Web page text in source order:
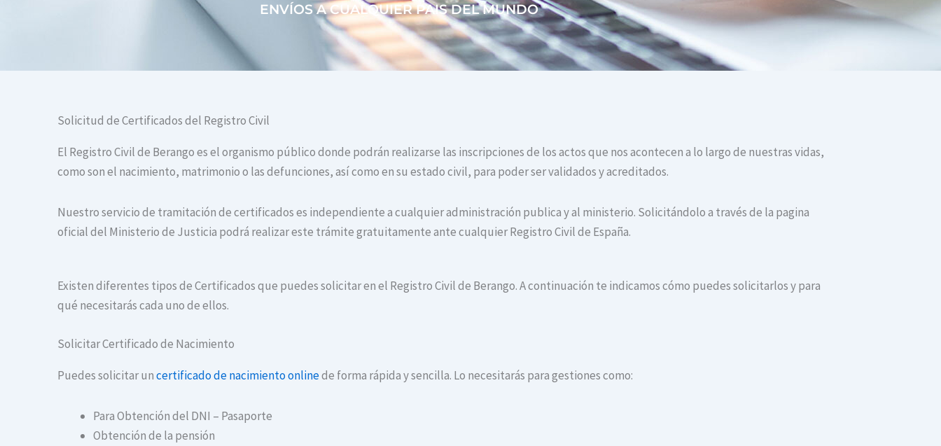
ENVÍOS A CUALQUIER PAIS DEL MUNDO
Solicitud de Certificados del Registro Civil
El Registro Civil de Berango es el organismo público donde podrán realizarse las inscripciones de los actos que nos acontecen a lo largo de nuestras vidas,
como son el nacimiento, matrimonio o las defunciones, así como en su estado civil, para poder ser validados y acreditados.
Nuestro servicio de tramitación de certificados es independiente a cualquier administración publica y al ministerio. Solicitándolo a través de la pagina
oficial del Ministerio de Justicia podrá realizar este trámite gratuitamente ante cualquier Registro Civil de España.
Existen diferentes tipos de Certificados que puedes solicitar en el Registro Civil de Berango. A continuación te indicamos cómo puedes solicitarlos y para
qué necesitarás cada uno de ellos.
Solicitar Certificado de Nacimiento
Puedes solicitar uncertificado de nacimiento onlinede forma rápida y sencilla. Lo necesitarás para gestiones como:
Para Obtención del DNI – Pasaporte
Obtención de la pensión